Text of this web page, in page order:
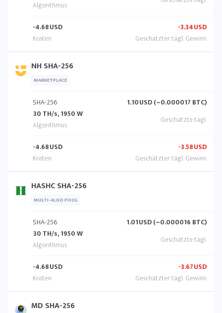
-4.68USD -3.34USD
NH SHA-256
MARKETPLACE
SHA-256
30 TH/s, 1950 W
1.10USD (~0.000017 BTC)
-4.68USD -3.58USD
HASHC SHA-256
MULTI-ALGO POOL
SHA-256
30 TH/s, 1950 W
1.01USD (~0.000016 BTC)
-4.68USD -3.67USD
MD SHA-256